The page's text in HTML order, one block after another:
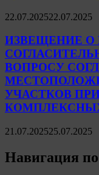
22.07.202522.07.2025
ИЗВЕЩЕНИЕ О
ВОПРОСУ
УЧАСТКОВ
21.07.202525.07.2025
Навигация